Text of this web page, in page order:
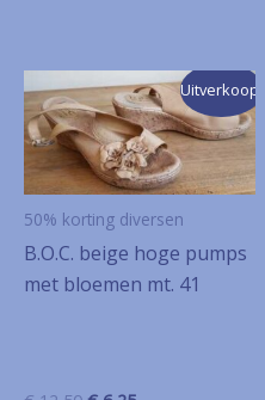
Uitverkoop!
50% korting diversen
B.O.C. beige hoge pumps
met bloemen mt. 41